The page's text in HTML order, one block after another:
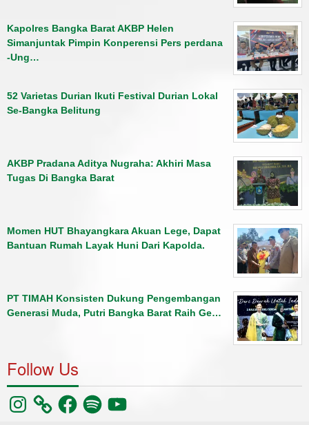
Kapolres Bangka Barat AKBP Helen
Simanjuntak Pimpin Konperensi Pers perdana
-Ung…
52 Varietas Durian Ikuti Festival Durian Lokal
Se-Bangka Belitung
AKBP Pradana Aditya Nugraha: Akhiri Masa
Tugas Di Bangka Barat
Momen HUT Bhayangkara Akuan Lege, Dapat
Bantuan Rumah Layak Huni Dari Kapolda.
PT TIMAH Konsisten Dukung Pengembangan
Generasi Muda, Putri Bangka Barat Raih Ge…
Follow Us
Instagram FacebookSpotifyYouTube